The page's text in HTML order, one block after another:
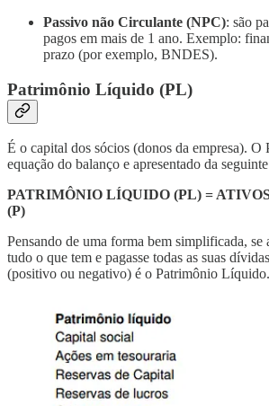
Passivo não Circulante (NPC): são
pagos em mais de 1 ano. Exemplo:
prazo (por exemplo, BNDES).
Patrimônio Líquido (PL)
É o capital dos sócios (donos da empresa). O
equação do balanço e apresentado da
PATRIMÔNIO LÍQUIDO (PL) =
(P)
Pensando de uma forma bem simplificada, se
tudo o que tem e pagasse todas as suas
(positivo ou negativo) é o Patrimônio Líquido.